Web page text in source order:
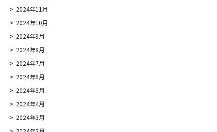
2024年11月
2024年10月
2024年9月
2024年8月
2024年7月
2024年6月
2024年5月
2024年4月
2024年3月